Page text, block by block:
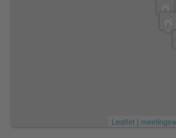
Leaflet |